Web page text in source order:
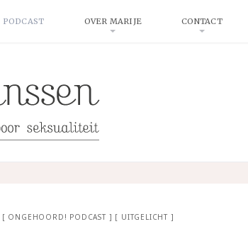
PODCAST OVER MARIJE CONTACT
ONGEHOORD! PODCAST UITGELICHT